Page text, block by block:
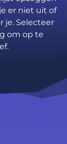
er niet uit of
je. Selecteer
om op te